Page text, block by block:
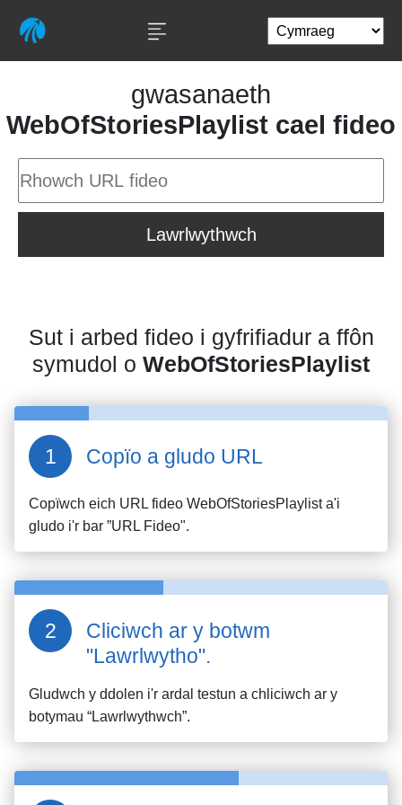
gwasanaeth
WebOfStoriesPlaylist cael fideo
Lawrlwythwch
Sut i arbed fideo i gyfrifiadur a ffôn
symudol o WebOfStoriesPlaylist
Copïo a gludo URL
Copïwch eich URL fideo WebOfStoriesPlaylista'i
gludo i'r bar ”URL Fideo".
Cliciwch ar y botwm
"Lawrlwytho".
Gludwch y ddolen i'r ardal testun a chliciwch ar y
botymau “Lawrlwythwch”.